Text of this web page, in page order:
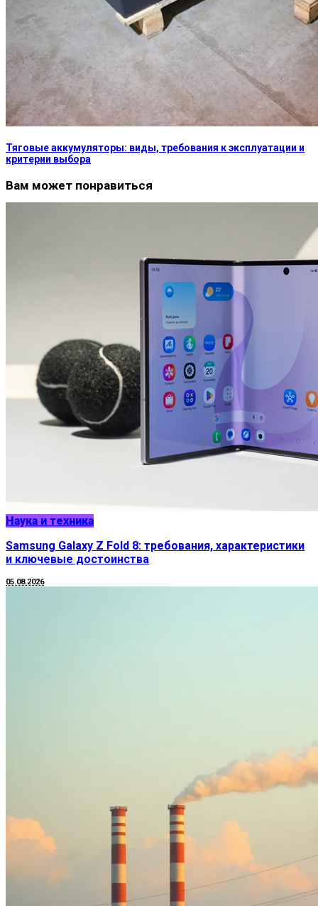
Тяговые аккумуляторы: виды, требования к эксплуатации и
критерии выбора
Вам может понравиться
Наука и техника
Samsung Galaxy Z Fold 8: требования, характеристики
и ключевые достоинства
05.08.2026